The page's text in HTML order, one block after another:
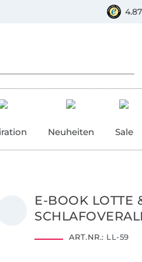
Neuheiten Sale
E-BOOK LOTTE
ART.NR.: LL-59
Vorkasse